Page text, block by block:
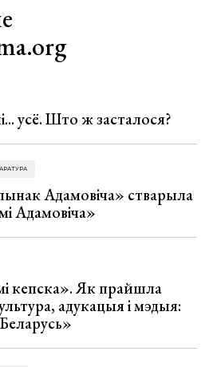
усё. Што ж засталося?
Адамовіча» стварыла
Адамовіча»
кепска». Як прайшла
адукацыя і мэдыя: